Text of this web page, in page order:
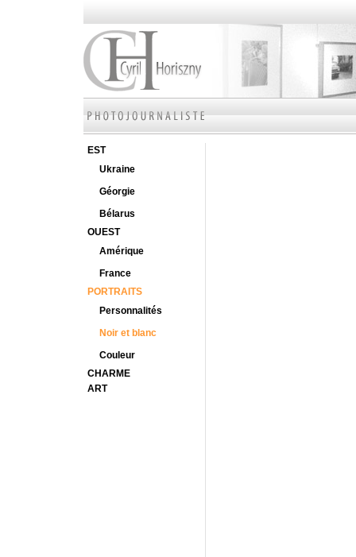
EST
Ukraine
Géorgie
Bélarus
OUEST
Amérique
France
PORTRAITS
Personnalités
Noir et blanc
Couleur
CHARME
ART